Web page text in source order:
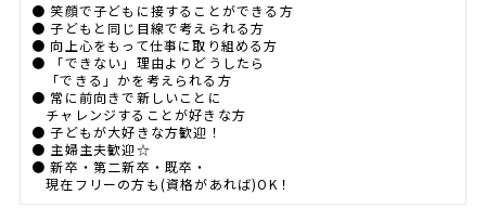
● 笑顔で子どもに接することができる方
● 子どもと同じ目線で考えられる方
● 向上心をもって仕事に取り組める方
● 「できない」理由よりどうしたら
「できる」かを考えられる方
● 常に前向きで新しいことに
チャレンジすることが好きな方
● 子どもが大好きな方歓迎！
● 主婦主夫歓迎☆
● 新卒・第二新卒・既卒・
現在フリーの方も(資格があれば)OK！